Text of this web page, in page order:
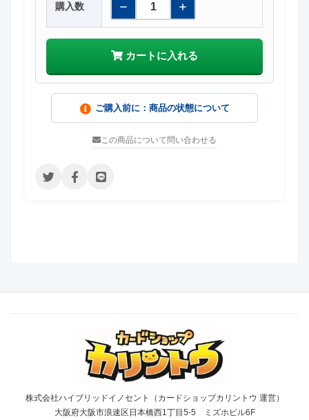
購入数
カートに入れる
ご購入前に：商品の状態について
この商品について問い合わせる
株式会社ハイブリッドイノセント（カードショップカリントウ 運営）
大阪府大阪市浪速区日本橋西1丁目5-5 ミズホビル6F